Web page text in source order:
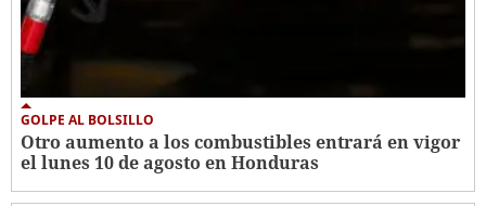
GOLPE AL BOLSILLO
Otro aumento a los combustibles entrará en vigor
el lunes 10 de agosto en Honduras